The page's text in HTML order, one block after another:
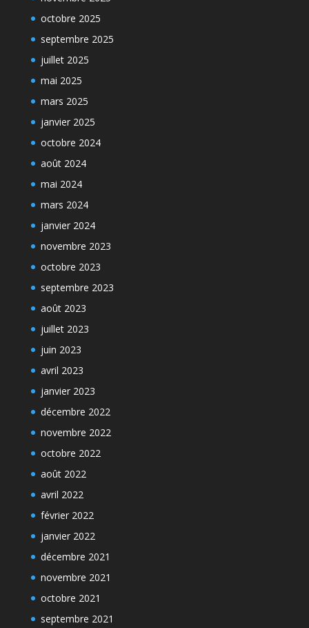
octobre 2025
septembre 2025
juillet 2025
mai 2025
mars 2025
janvier 2025
octobre 2024
août 2024
mai 2024
mars 2024
janvier 2024
novembre 2023
octobre 2023
septembre 2023
août 2023
juillet 2023
juin 2023
avril 2023
janvier 2023
décembre 2022
novembre 2022
octobre 2022
août 2022
avril 2022
février 2022
janvier 2022
décembre 2021
novembre 2021
octobre 2021
septembre 2021